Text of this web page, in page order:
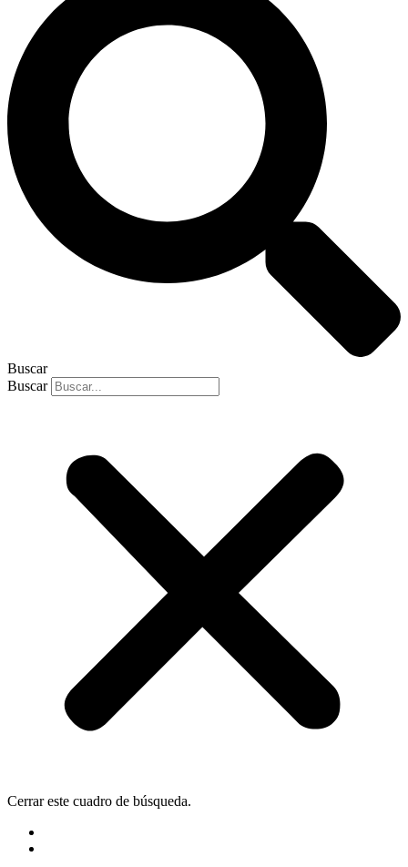
Buscar
Buscar
Cerrar este cuadro de búsqueda.